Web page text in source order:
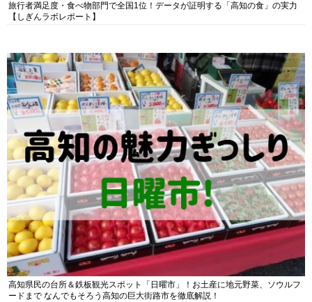
旅行者満足度・食べ物部門で全国1位！データが証明する「高知の食」の実力
【しぎんラボレポート】
高知県民の台所＆鉄板観光スポット「日曜市」！お土産に地元野菜、ソウルフ
ードまで なんでもそろう高知の巨大街路市を徹底解説！